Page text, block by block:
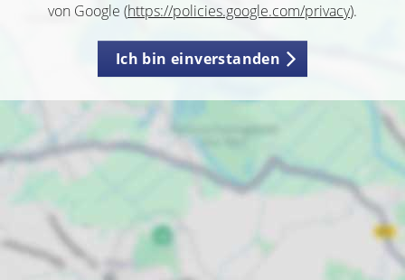
von Google (https://policies.google.com/privacy).
Ich bin einverstanden